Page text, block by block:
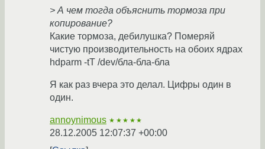
> А чем тогда объяснить тормоза при
копирование?
Какие тормоза, дебилушка? Померяй
чистую производительность на обоих ядрах
hdparm -tT /dev/бла-бла-бла
Я как раз вчера это делал. Цифры один в
один.
annoynimous ★★★★★
28.12.2005 12:07:37 +00:00